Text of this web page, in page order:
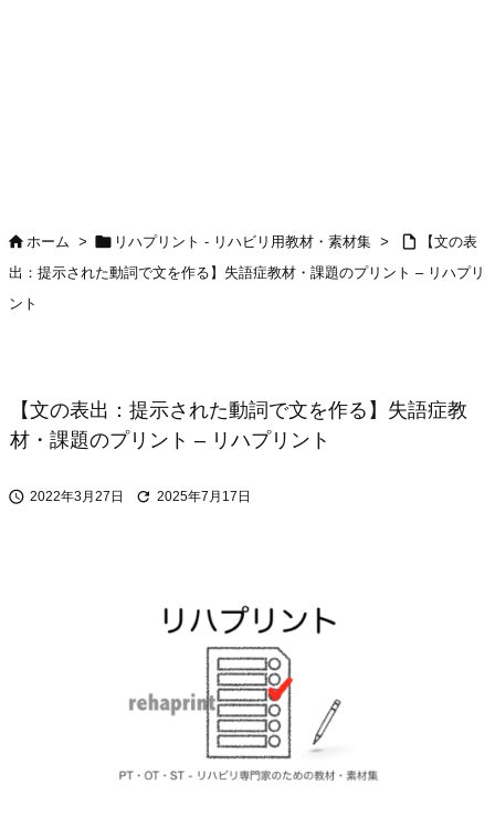
ホーム >  リハプリント - リハビリ用教材・素材集 > 
【文の表
出：提示された動詞で文を作る】失語症教材・課題のプリント – リハプリ
ント
【文の表出：提示された動詞で文を作る】失語症教
材・課題のプリント – リハプリント
 2022年3月27日  2025年7月17日